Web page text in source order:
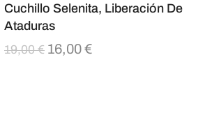
Cuchillo Selenita, Liberación De
Ataduras
19,00€ 16,00€